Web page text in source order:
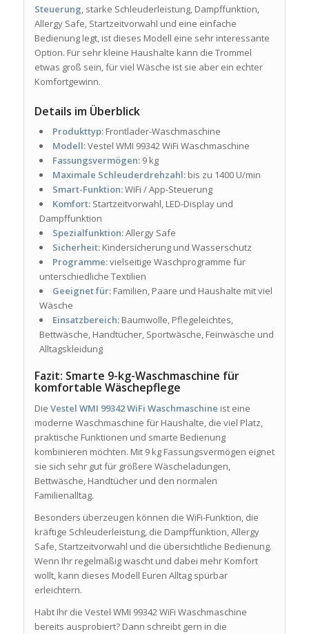
Steuerung, starke Schleuderleistung, Dampffunktion,
Allergy Safe, Startzeitvorwahl und eine einfache
Bedienung legt, ist dieses Modell eine sehr interessante
Option. Für sehr kleine Haushalte kann die Trommel
etwas groß sein, für viel Wäsche ist sie aber ein echter
Komfortgewinn.
Details im Überblick
Produkttyp:Frontlader-Waschmaschine
Modell:Vestel WMI 99342 WiFi Waschmaschine
Fassungsvermögen:9 kg
Maximale Schleuderdrehzahl:bis zu 1400 U/min
Smart-Funktion:WiFi / App-Steuerung
Komfort:Startzeitvorwahl, LED-Display und
Dampffunktion
Spezialfunktion:Allergy Safe
Sicherheit:Kindersicherung und Wasserschutz
Programme:vielseitige Waschprogramme für
unterschiedliche Textilien
Geeignet für:Familien, Paare und Haushalte mit viel
Wäsche
Einsatzbereich:Baumwolle, Pflegeleichtes,
Bettwäsche, Handtücher, Sportwäsche, Feinwäsche und
Alltagskleidung
Fazit: Smarte 9-kg-Waschmaschine für
komfortable Wäschepflege
Die Vestel WMI 99342 WiFi Waschmaschine ist eine
moderne Waschmaschine für Haushalte, die viel Platz,
praktische Funktionen und smarte Bedienung
kombinieren möchten. Mit 9 kg Fassungsvermögen eignet
sie sich sehr gut für größere Wäscheladungen,
Bettwäsche, Handtücher und den normalen
Familienalltag.
Besonders überzeugen können die WiFi-Funktion, die
kräftige Schleuderleistung, die Dampffunktion, Allergy
Safe, Startzeitvorwahl und die übersichtliche Bedienung.
Wenn Ihr regelmäßig wascht und dabei mehr Komfort
wollt, kann dieses Modell Euren Alltag spürbar
erleichtern.
Habt Ihr die Vestel WMI 99342 WiFi Waschmaschine
bereits ausprobiert? Dann schreibt gern in die